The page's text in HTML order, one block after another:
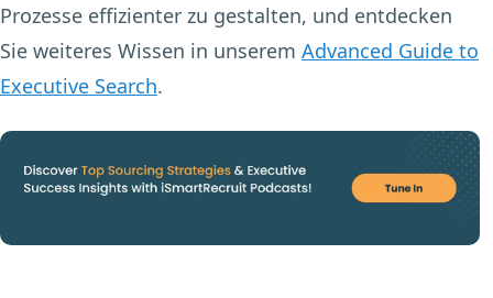
Prozesse effizienter zu gestalten, und entdecken
Sie weiteres Wissen in unserem Advanced Guide to
Executive Search.